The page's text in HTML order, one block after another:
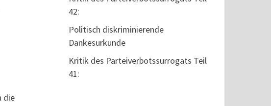
die
42:
Politisch diskriminierende
Dankesurkunde
Kritik des Parteiverbotssurrogats Teil
41: